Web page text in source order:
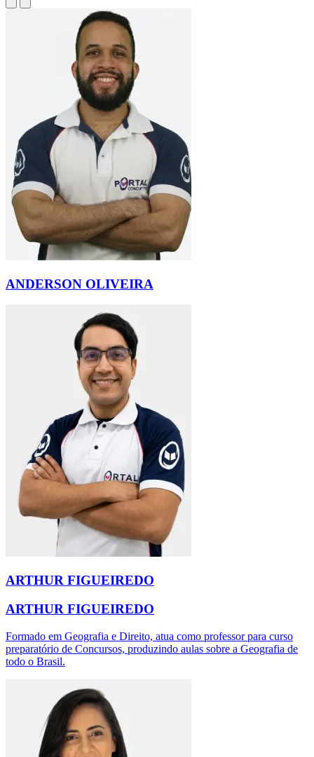
ANDERSON OLIVEIRA
ARTHUR FIGUEIREDO
ARTHUR FIGUEIREDO
Formado em Geografia e Direito, atua como professor para curso
preparatório de Concursos, produzindo aulas sobre a Geografia de
todo o Brasil.